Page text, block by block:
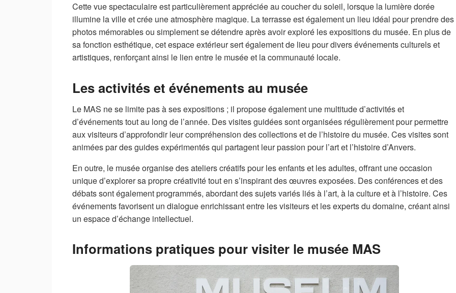
Cette vue spectaculaire est particulièrement appréciée au coucher du soleil, lorsque la lumière dorée
illumine la ville et crée une atmosphère magique. La terrasse est également un lieu idéal pour prendre des
photos mémorables ou simplement se détendre après avoir exploré les expositions du musée. En plus de
sa fonction esthétique, cet espace extérieur sert également de lieu pour divers événements culturels et
artistiques, renforçant ainsi le lien entre le musée et la communauté locale.
Les activités et événements au musée
Le MAS ne se limite pas à ses expositions ; il propose également une multitude d’activités et
d’événements tout au long de l’année. Des visites guidées sont organisées régulièrement pour permettre
aux visiteurs d’approfondir leur compréhension des collections et de l’histoire du musée. Ces visites sont
animées par des guides expérimentés qui partagent leur passion pour l’art et l’histoire d’Anvers.
En outre, le musée organise des ateliers créatifs pour les enfants et les adultes, offrant une occasion
unique d’explorer sa propre créativité tout en s’inspirant des œuvres exposées. Des conférences et des
débats sont également programmés, abordant des sujets variés liés à l’art, à la culture et à l’histoire. Ces
événements favorisent un dialogue enrichissant entre les visiteurs et les experts du domaine, créant ainsi
un espace d’échange intellectuel.
Informations pratiques pour visiter le musée MAS